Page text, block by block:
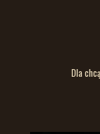
Dla